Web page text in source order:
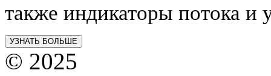
также индикаторы потока и
УЗНАТЬ БОЛЬШЕ
© 2025